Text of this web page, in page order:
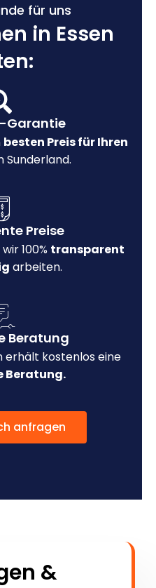
für uns
in Essen
Garantie
besten Preis für Ihren
Sunderland.
Preise
100% transparent
arbeiten.
Beratung
erhält kostenlos eine
Beratung.
anfragen
&